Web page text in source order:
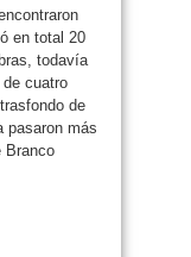
en total 20
todavía
cuatro
de
pasaron más
Branco